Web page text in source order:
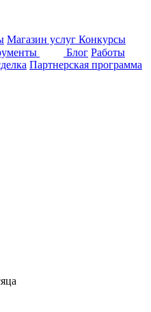
Магазин услуг Конкурсы
Блог Работы
Партнерская программа